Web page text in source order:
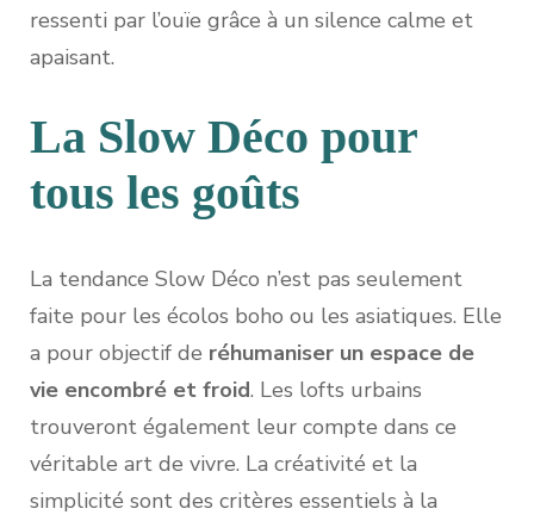
ressenti par l’ouïe grâce à un silence calme et
apaisant.
La Slow Déco pour
tous les goûts
La tendance Slow Déco n’est pas seulement
faite pour les écolos boho ou les asiatiques. Elle
a pour objectif de réhumaniser un espace de
vie encombré et froid. Les lofts urbains
trouveront également leur compte dans ce
véritable art de vivre. La créativité et la
simplicité sont des critères essentiels à la